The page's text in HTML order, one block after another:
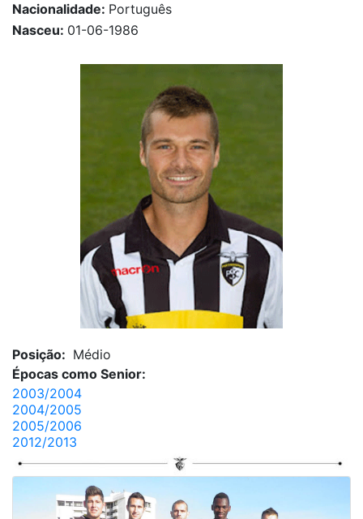
Nacionalidade: Português
Nasceu: 01-06-1986
Posição: Médio
Épocas como Senior:
2003/2004
2004/2005
2005/2006
2012/2013